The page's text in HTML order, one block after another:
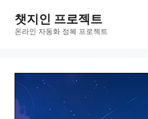
챗지인 프로젝트
온라인 자동화 정복 프로젝트